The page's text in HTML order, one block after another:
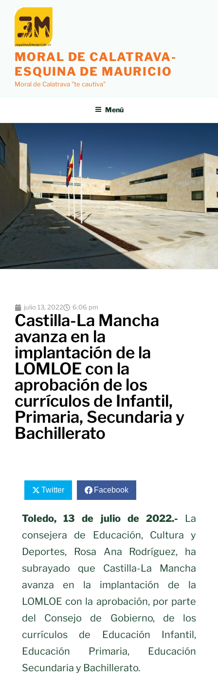
MORAL DE CALATRAVA-
ESQUINA DE MAURICIO
Moral de Calatrava "te cautiva"
Menú
julio 13, 2022 6:06 pm
Castilla-La Mancha
avanza en la
implantación de la
LOMLOE con la
aprobación de los
currículos de Infantil,
Primaria, Secundaria y
Bachillerato
Twitter Facebook
Toledo, 13 de julio de 2022.- La
consejera de Educación, Cultura y
Deportes, Rosa Ana Rodríguez, ha
subrayado que Castilla-La Mancha
avanza en la implantación de la
LOMLOE con la aprobación, por parte
del Consejo de Gobierno, de los
currículos de Educación Infantil,
Educación Primaria, Educación
Secundaria y Bachillerato.